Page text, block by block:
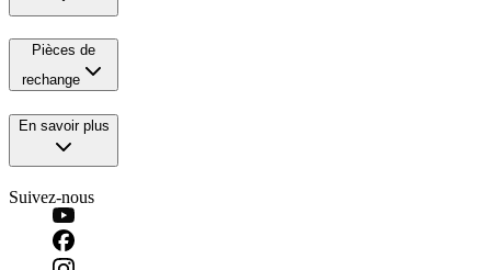
Pièces de
rechange
En savoir plus
Suivez-nous